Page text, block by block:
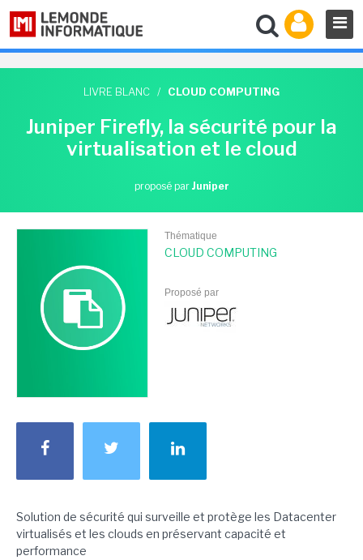
LIVRE BLANC / CLOUD COMPUTING
Juniper Firefly, la sécurité pour la
virtualisation et le cloud
proposé par Juniper
Thématique
CLOUD COMPUTING
Proposé par
Solution de sécurité qui surveille et protège les Datacenter
virtualisés et les clouds en préservant capacité et
performance